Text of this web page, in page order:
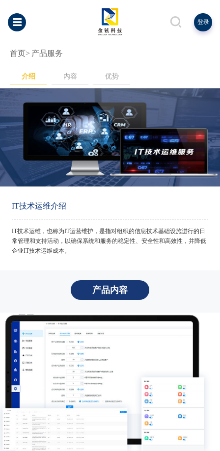
登录
首页> 产品服务
介绍 内容 优势
IT技术运维介绍
IT技术运维，也称为IT运营维护，是指对组织的信息技术基础设施进行的日
常管理和支持活动，以确保系统和服务的稳定性、安全性和高效性，并降低
企业IT技术运维成本。
产品内容